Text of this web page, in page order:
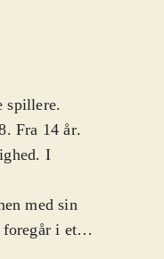
spillere.
Fra 14 år.
I
med sin
i et